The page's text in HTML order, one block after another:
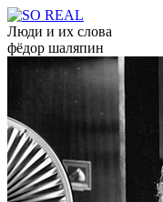
Люди и их слова
фёдор шаляпин